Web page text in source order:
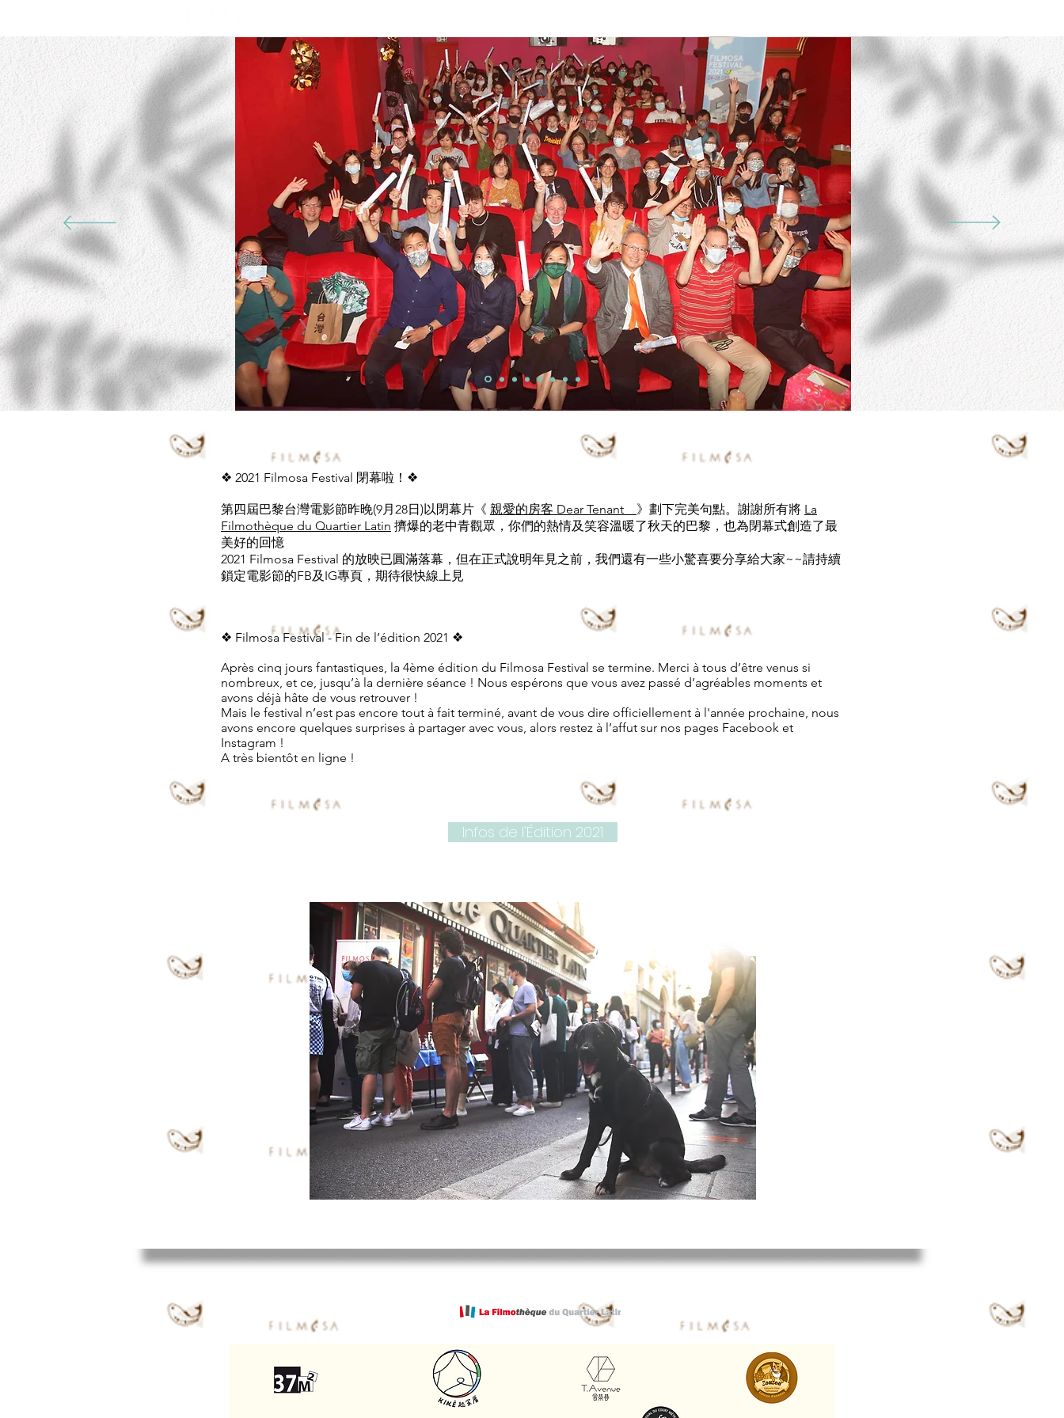
❖ 2021 Filmosa Festival 閉幕啦！❖
第四屆巴黎台灣電影節昨晚(9月28日)以閉幕片《 親愛的房客 Dear Tenant 》劃下完美句點。謝謝所有將 La
Filmothèque du Quartier Latin 擠爆的老中青觀眾，你們的熱情及笑容溫暖了秋天的巴黎，也為閉幕式創造了最
美好的回憶
2021 Filmosa Festival 的放映已圓滿落幕，但在正式說明年見之前，我們還有一些小驚喜要分享給大家~~請持續
鎖定電影節的FB及IG專頁，期待很快線上見
❖ Filmosa Festival - Fin de l’édition 2021 ❖
Après cinq jours fantastiques, la 4ème édition du Filmosa Festival se termine. Merci à tous d’être venus si
nombreux, et ce, jusqu’à la dernière séance ! Nous espérons que vous avez passé d’agréables moments et
avons déjà hâte de vous retrouver !
Mais le festival n’est pas encore tout à fait terminé, avant de vous dire officiellement à l'année prochaine, nous
avons encore quelques surprises à partager avec vous, alors restez à l’affut sur nos pages Facebook et
Instagram !
A très bientôt en ligne !
Infos de l'Édition 2021